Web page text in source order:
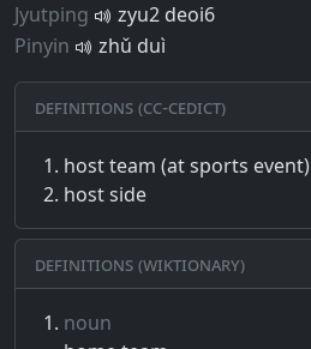
Jyutping
zyu2 deoi6
Pinyin
zhǔ duì
Definitions (CC-CEDICT)
host team (at sports event)
host side
Definitions (Wiktionary)
noun